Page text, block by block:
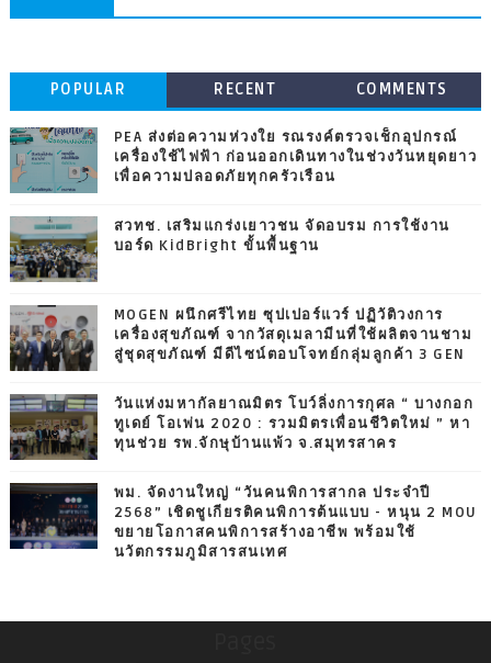
POPULAR RECENT COMMENTS
PEA ส่งต่อความห่วงใย รณรงค์ตรวจเช็กอุปกรณ์
เครื่องใช้ไฟฟ้า ก่อนออกเดินทางในช่วงวันหยุดยาว
เพื่อความปลอดภัยทุกครัวเรือน
สวทช. เสริมแกร่งเยาวชน จัดอบรม การใช้งาน
บอร์ด KidBright ขั้นพื้นฐาน
MOGEN ผนึกศรีไทย ซุปเปอร์แวร์ ปฏิวัติวงการ
เครื่องสุขภัณฑ์ จากวัสดุเมลามีนที่ใช้ผลิตจานชาม
สู่ชุดสุขภัณฑ์ มีดีไซน์ตอบโจทย์กลุ่มลูกค้า 3 GEN
วันแห่งมหากัลยาณมิตร โบว์ลิ่งการกุศล “ บางกอก
ทูเดย์ โอเพ่น 2020 : รวมมิตรเพื่อนชีวิตใหม่ ” หา
ทุนช่วย รพ.จักษุบ้านแพ้ว จ.สมุทรสาคร
พม. จัดงานใหญ่ “วันคนพิการสากล ประจำปี
2568” เชิดชูเกียรติคนพิการต้นแบบ - หนุน 2 MOU
ขยายโอกาสคนพิการสร้างอาชีพ พร้อมใช้
นวัตกรรมภูมิสารสนเทศ